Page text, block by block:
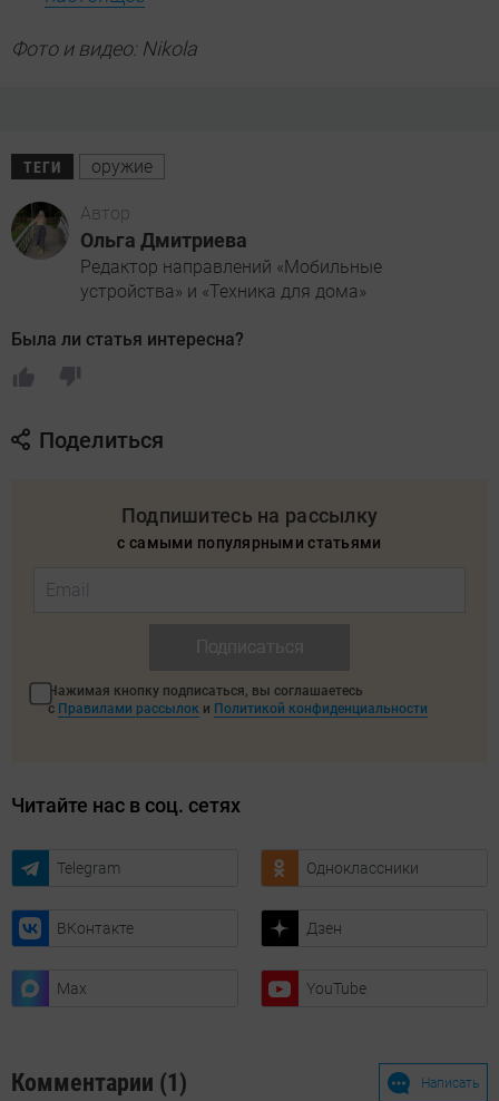
Фото и видео: Nikola
ТЕГИ оружие
Автор
Ольга Дмитриева
Редактор направлений «Мобильные
устройства» и «Техника для дома»
Была ли статья интересна?
Поделиться
Подпишитесь на рассылку
с самыми популярными статьями
Нажимая кнопку подписаться, вы соглашаетесь
с Правилами рассылок и Политикой конфиденциальности
Читайте нас в соц. сетях
Telegram Одноклассники
ВКонтакте Дзен
Max YouTube
Комментарии (1) Написать